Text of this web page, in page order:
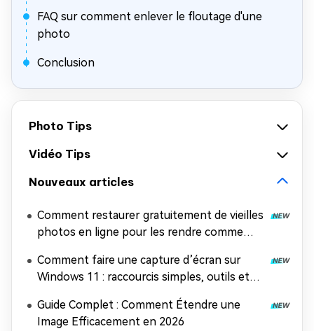
FAQ sur comment enlever le floutage d'une
photo
Conclusion
Photo Tips
Vidéo Tips
Nouveaux articles
Comment restaurer gratuitement de vieilles
photos en ligne pour les rendre comme
Comment faire une capture d’écran sur
Windows 11 : raccourcis simples, outils et
Guide Complet : Comment Étendre une
Image Efficacement en 2026